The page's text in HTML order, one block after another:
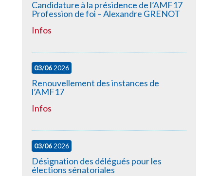
Candidature à la présidence de l’AMF17
Profession de foi – Alexandre GRENOT
Infos
03/062026
Renouvellement des instances de
l’AMF17
Infos
03/062026
Désignation des délégués pour les
élections sénatoriales